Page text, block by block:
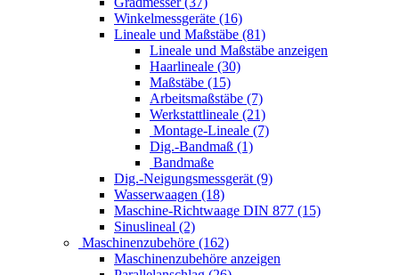
Winkelmessgeräte (16)
Lineale und Maßstäbe (81)
Lineale und Maßstäbe anzeigen
Haarlineale (30)
Maßstäbe (15)
Arbeitsmaßstäbe (7)
Werkstattlineale (21)
Montage-Lineale (7)
Dig.-Bandmaß (1)
Bandmaße
Dig.-Neigungsmessgerät (9)
Wasserwaagen (18)
Maschine-Richtwaage DIN 877 (15)
Sinuslineal (2)
Maschinenzubehöre (162)
Maschinenzubehöre anzeigen